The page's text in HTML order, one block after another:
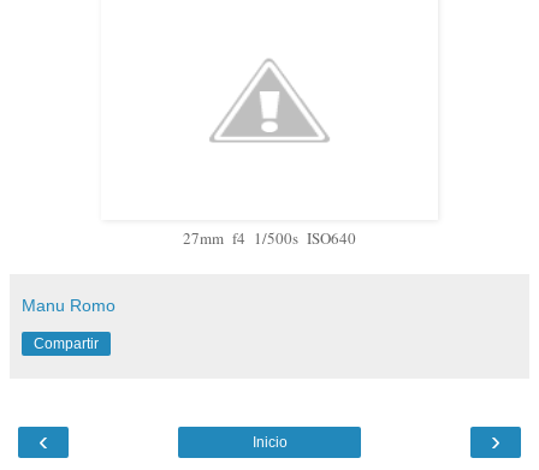
27mm f4 1/500s ISO640
Manu Romo
Compartir
‹ ›
Inicio